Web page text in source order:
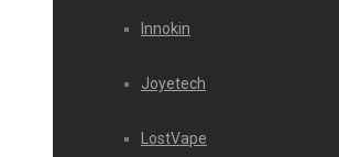
Innokin
Joyetech
LostVape